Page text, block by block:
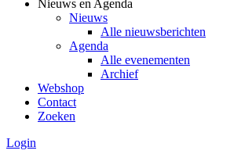
Nieuws en Agenda
Nieuws
Alle nieuwsberichten
Agenda
Alle evenementen
Archief
Webshop
Contact
Zoeken
Login